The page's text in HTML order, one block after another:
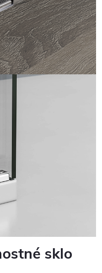
sklo